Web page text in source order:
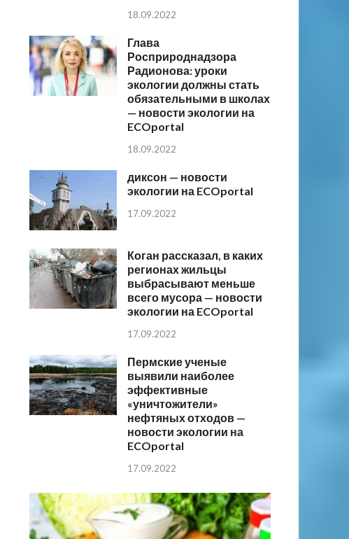
18.09.2022
Глава
Росприроднадзора
Радионова: уроки
экологии должны стать
обязательными в школах
— новости экологии на
ECOportal
18.09.2022
диксон — новости
экологии на ECOportal
17.09.2022
Коган рассказал, в каких
регионах жильцы
выбрасывают меньше
всего мусора — новости
экологии на ECOportal
17.09.2022
Пермские ученые
выявили наиболее
эффективные
«уничтожители»
нефтяных отходов —
новости экологии на
ECOportal
17.09.2022